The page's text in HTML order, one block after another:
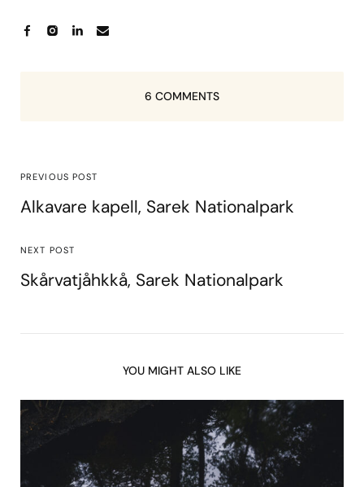
6 COMMENTS
PREVIOUS POST
Alkavare kapell, Sarek Nationalpark
NEXT POST
Skårvatjåhkkå, Sarek Nationalpark
YOU MIGHT ALSO LIKE